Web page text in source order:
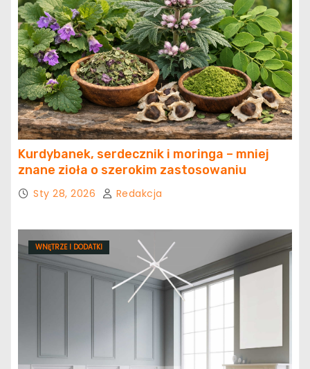
Kurdybanek, serdecznik i moringa – mniej
znane zioła o szerokim zastosowaniu
Sty 28, 2026 Redakcja
WNĘTRZE I DODATKI